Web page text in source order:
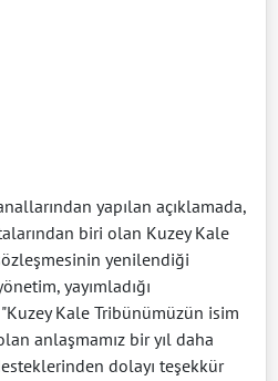
yapılan açıklamada,
biri olan Kuzey Kale
yenilendiği
yayımladığı
Kale Tribünümüzün isim
anlaşmamız bir yıl daha
dolayı teşekkür